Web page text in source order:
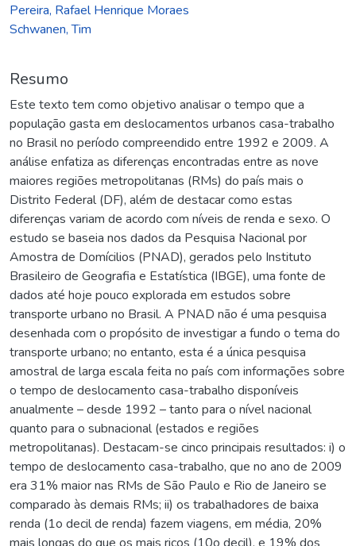
Pereira, Rafael Henrique Moraes
Schwanen, Tim
Resumo
Este texto tem como objetivo analisar o tempo que a
população gasta em deslocamentos urbanos casa-trabalho
no Brasil no período compreendido entre 1992 e 2009. A
análise enfatiza as diferenças encontradas entre as nove
maiores regiões metropolitanas (RMs) do país mais o
Distrito Federal (DF), além de destacar como estas
diferenças variam de acordo com níveis de renda e sexo. O
estudo se baseia nos dados da Pesquisa Nacional por
Amostra de Domícilios (PNAD), gerados pelo Instituto
Brasileiro de Geografia e Estatística (IBGE), uma fonte de
dados até hoje pouco explorada em estudos sobre
transporte urbano no Brasil. A PNAD não é uma pesquisa
desenhada com o propósito de investigar a fundo o tema do
transporte urbano; no entanto, esta é a única pesquisa
amostral de larga escala feita no país com informações sobre
o tempo de deslocamento casa-trabalho disponíveis
anualmente – desde 1992 – tanto para o nível nacional
quanto para o subnacional (estados e regiões
metropolitanas). Destacam-se cinco principais resultados: i) o
tempo de deslocamento casa-trabalho, que no ano de 2009
era 31% maior nas RMs de São Paulo e Rio de Janeiro se
comparado às demais RMs; ii) os trabalhadores de baixa
renda (1o decil de renda) fazem viagens, em média, 20%